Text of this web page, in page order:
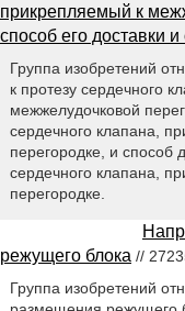
прикрепляемый к
способ его доставки
Группа изобретений
к протезу сердечного
межжелудочковой
сердечного клапана,
перегородке, и способ
сердечного клапана,
перегородке.
режущего блока //
Группа изобретений